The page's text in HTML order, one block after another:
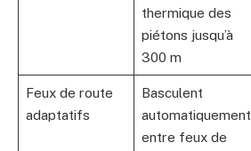
thermique des
piétons jusqu’à
300 m
Feux de route
adaptatifs
Basculent
automatiquement
entre feux de